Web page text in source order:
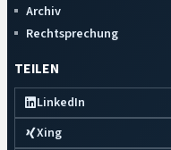
Archiv
Rechtsprechung
TEILEN
LinkedIn
Xing